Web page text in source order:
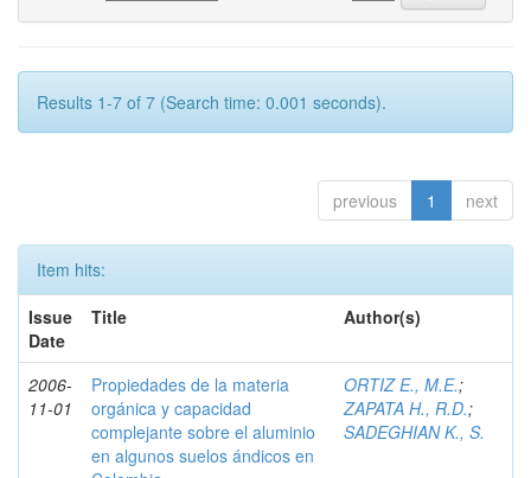
Results 1-7 of 7 (Search time: 0.001 seconds).
previous 1 next
Item hits:
Issue
Date
Title Author(s)
2006-
11-01
Propiedades de la materia
orgánica y capacidad
complejante sobre el aluminio
en algunos suelos ándicos en
ORTIZ E., M.E.;
ZAPATA H., R.D.;
SADEGHIAN K., S.